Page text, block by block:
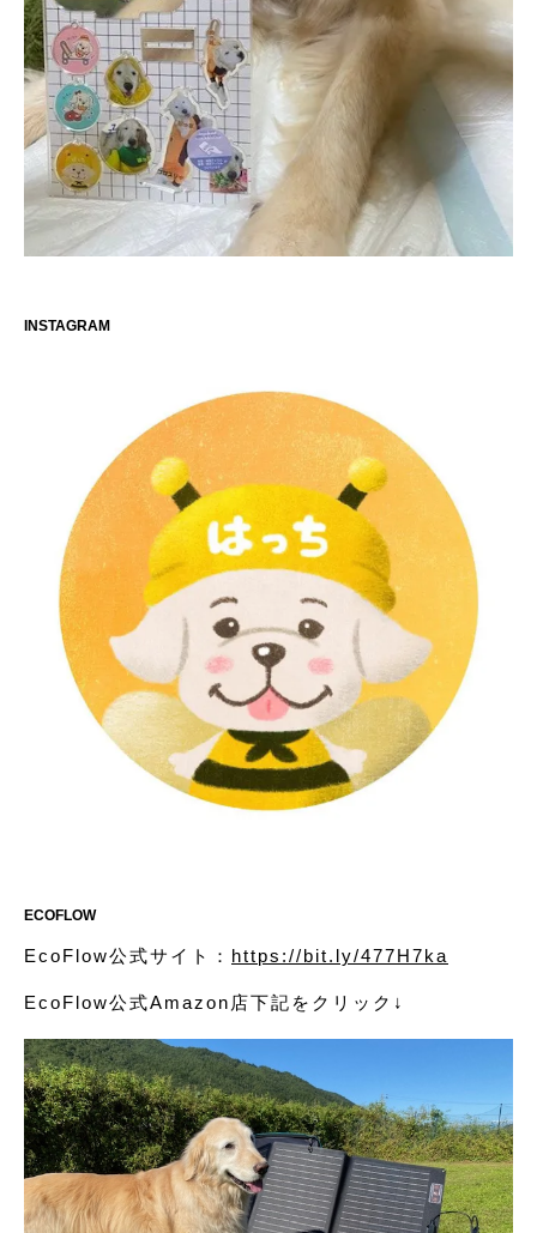
INSTAGRAM
ECOFLOW
EcoFlow公式サイト： https://bit.ly/477H7ka
EcoFlow公式Amazon店下記をクリック↓